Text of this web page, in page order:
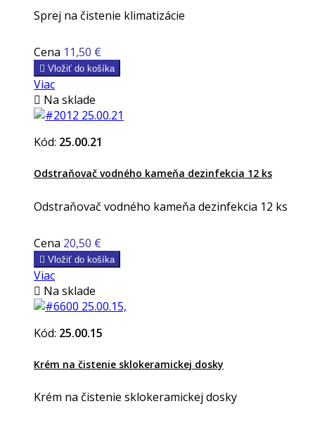
Sprej na čistenie klimatizácie
Cena 11,50 €
 Vložiť do košíka
Viac
 Na sklade
Kód: 25.00.21
Odstraňovač vodného kameňa dezinfekcia 12 ks
Odstraňovač vodného kameňa dezinfekcia 12 ks
Cena 20,50 €
 Vložiť do košíka
Viac
 Na sklade
Kód: 25.00.15
Krém na čistenie sklokeramickej dosky
Krém na čistenie sklokeramickej dosky